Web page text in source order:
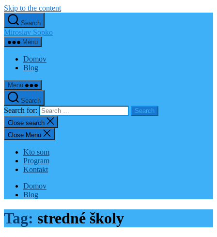
Skip to the content
Search
Miroslav Sopko
Menu
Domov
Blog
Menu
Search
Search for:
Close search
Close Menu
Kto som
Program
Kontakt
Domov
Blog
Tag: stredné školy